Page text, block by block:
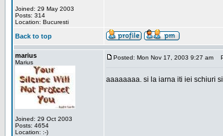
Joined: 29 May 2003
Posts: 314
Location: Bucuresti
Back to top
marius
Marius
Joined: 29 Oct 2003
Posts: 4654
Location: :-)
Posted: Mon Nov 17, 2003 9:27 am
aaaaaaaa. si la iarna iti iei schiuri